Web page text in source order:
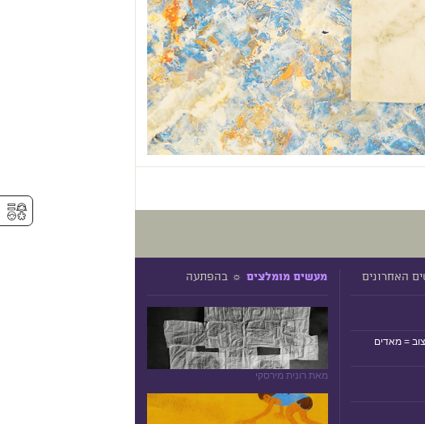
מעשים מומלצים ☼ בהפתעה
מאת רונית מירסקי
⚥︎